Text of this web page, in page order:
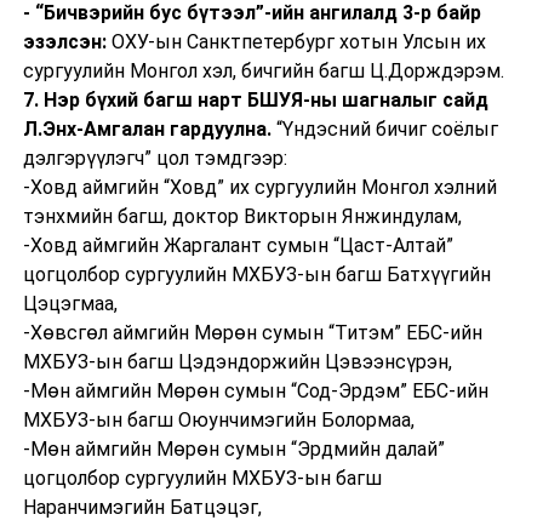
- “Бичвэрийн бус бүтээл”-ийн ангилалд 3-р байр
эзэлсэн:ОХУ-ын Санктпетербург хотын Улсын их
сургуулийн Монгол хэл, бичгийн багш Ц.Дорждэрэм.
7. Нэр бүхий багш нарт БШУЯ-ны шагналыг сайд
Л.Энх-Амгалан гардуулна.“Үндэсний бичиг соёлыг
дэлгэрүүлэгч” цол тэмдгээр:
-Ховд аймгийн “Ховд” их сургуулийн Монгол хэлний
тэнхмийн багш, доктор Викторын Янжиндулам,
-Ховд аймгийн Жаргалант сумын “Цаст-Алтай”
цогцолбор сургуулийн МХБУЗ-ын багш Батхүүгийн
Цэцэгмаа,
-Хөвсгөл аймгийн Мөрөн сумын “Титэм” ЕБС-ийн
МХБУЗ-ын багш Цэдэндоржийн Цэвээнсүрэн,
-Мөн аймгийн Мөрөн сумын “Сод-Эрдэм” ЕБС-ийн
МХБУЗ-ын багш Оюунчимэгийн Болормаа,
-Мөн аймгийн Мөрөн сумын “Эрдмийн далай”
цогцолбор сургуулийн МХБУЗ-ын багш
Наранчимэгийн Батцэцэг,